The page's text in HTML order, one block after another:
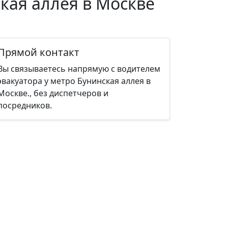
контакт
связываетесь напрямую с водителем
у метро Бунинская аллея в
без диспетчеров и